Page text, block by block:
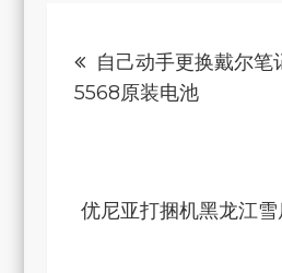
章
航
自己动手更换戴尔
5568原装电池
优尼亚打捆机黑龙江